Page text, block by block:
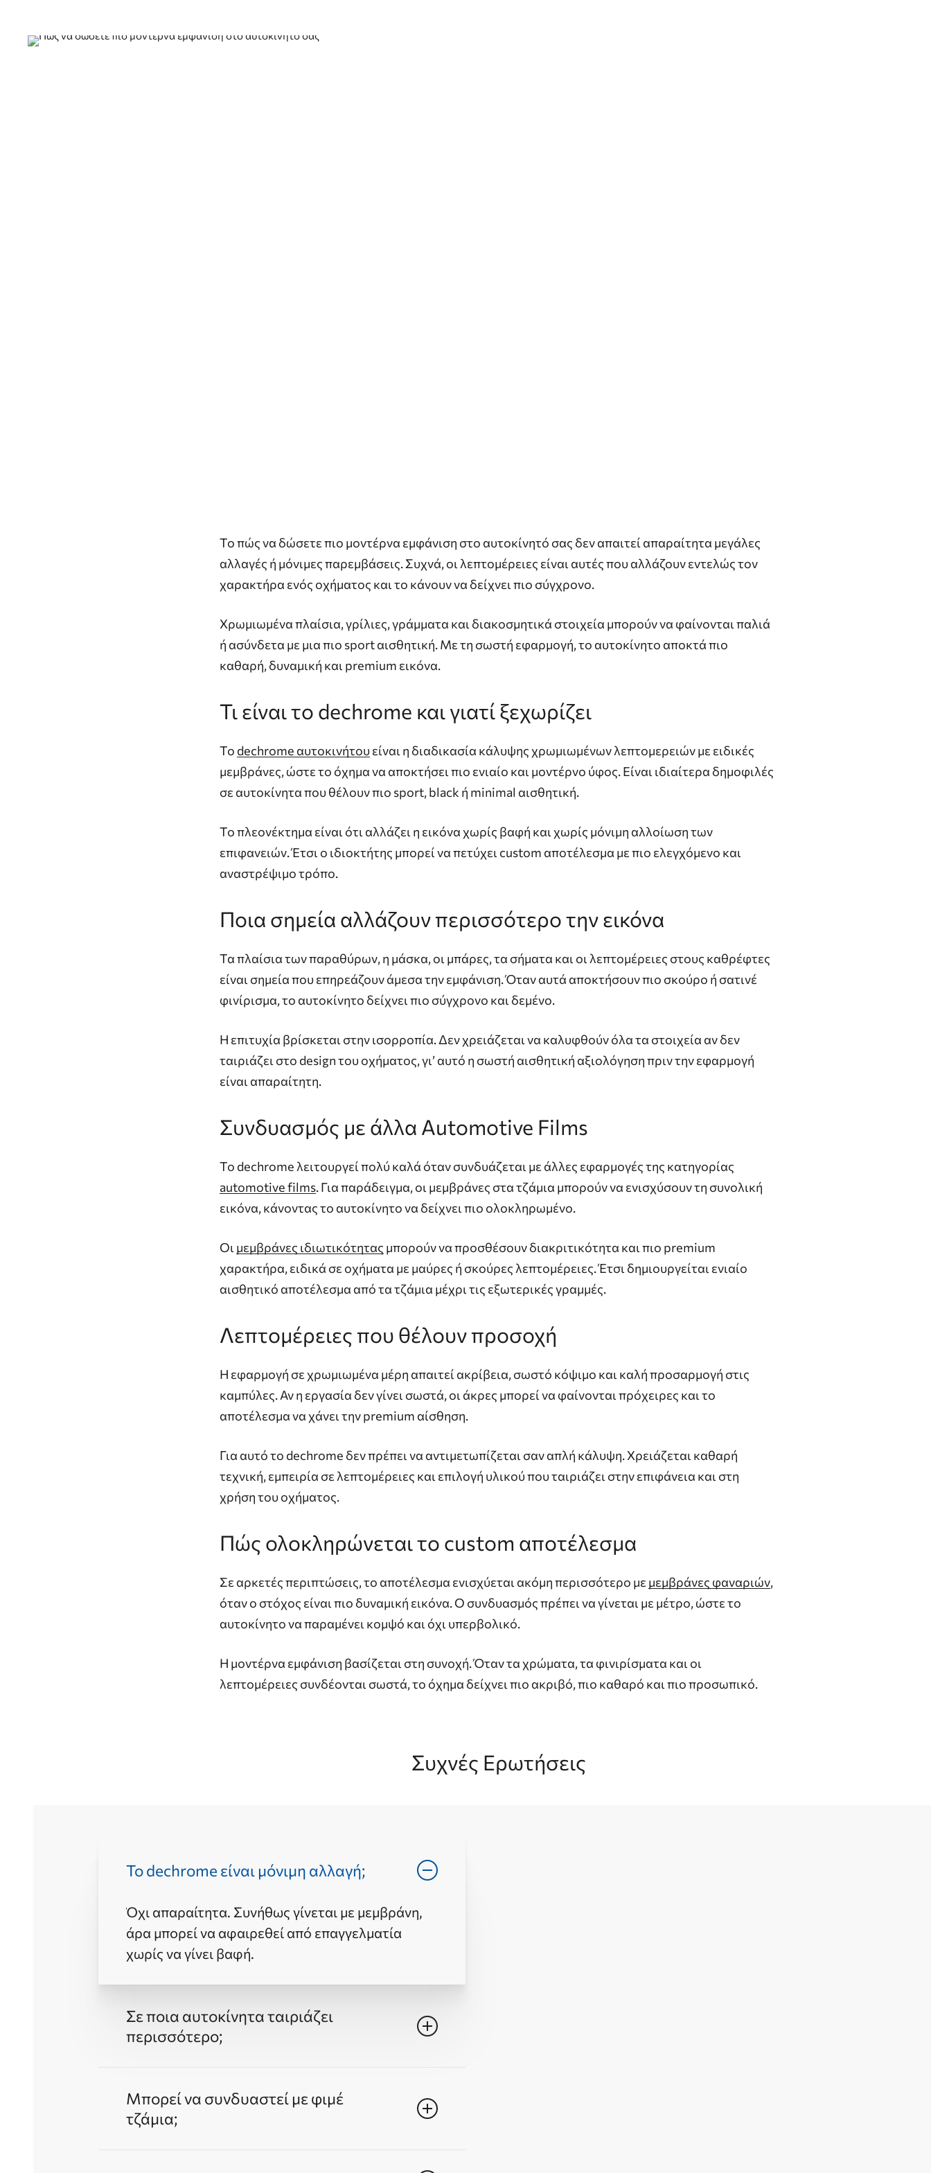
Το πώς να δώσετε πιο μοντέρνα εμφάνιση στο αυτοκίνητό σας δεν απαιτεί απαραίτητα μεγάλες
αλλαγές ή μόνιμες παρεμβάσεις. Συχνά, οι λεπτομέρειες είναι αυτές που αλλάζουν εντελώς τον
χαρακτήρα ενός οχήματος και το κάνουν να δείχνει πιο σύγχρονο.
Χρωμιωμένα πλαίσια, γρίλιες, γράμματα και διακοσμητικά στοιχεία μπορούν να φαίνονται παλιά
ή ασύνδετα με μια πιο sport αισθητική. Με τη σωστή εφαρμογή, το αυτοκίνητο αποκτά πιο
καθαρή, δυναμική και premium εικόνα.
Τι είναι το dechrome και γιατί ξεχωρίζει
Το dechrome αυτοκινήτουείναι η διαδικασία κάλυψης χρωμιωμένων λεπτομερειών με ειδικές
μεμβράνες, ώστε το όχημα να αποκτήσει πιο ενιαίο και μοντέρνο ύφος. Είναι ιδιαίτερα δημοφιλές
σε αυτοκίνητα που θέλουν πιο sport, black ή minimal αισθητική.
Το πλεονέκτημα είναι ότι αλλάζει η εικόνα χωρίς βαφή και χωρίς μόνιμη αλλοίωση των
επιφανειών. Έτσι ο ιδιοκτήτης μπορεί να πετύχει custom αποτέλεσμα με πιο ελεγχόμενο και
αναστρέψιμο τρόπο.
Ποια σημεία αλλάζουνπερισσότεροτηνεικόνα
Τα πλαίσια των παραθύρων, η μάσκα, οι μπάρες, τα σήματα και οι λεπτομέρειες στους καθρέφτες
είναι σημεία που επηρεάζουν άμεσα την εμφάνιση. Όταν αυτά αποκτήσουν πιο σκούρο ή σατινέ
φινίρισμα, το αυτοκίνητο δείχνει πιο σύγχρονο και δεμένο.
Η επιτυχία βρίσκεται στην ισορροπία. Δεν χρειάζεται να καλυφθούν όλα τα στοιχεία αν δεν
ταιριάζει στο design του οχήματος, γι’ αυτό η σωστή αισθητική αξιολόγηση πριν την εφαρμογή
είναι απαραίτητη.
Συνδυασμός με άλλα Automotive Films
Το dechrome λειτουργεί πολύ καλά όταν συνδυάζεται με άλλες εφαρμογές της κατηγορίας
automotive films. Για παράδειγμα, οι μεμβράνες στα τζάμια μπορούν να ενισχύσουν τη συνολική
εικόνα, κάνοντας το αυτοκίνητο να δείχνει πιο ολοκληρωμένο.
Οι μεμβράνες ιδιωτικότητας μπορούν να προσθέσουν διακριτικότητα και πιο premium
χαρακτήρα, ειδικά σε οχήματα με μαύρες ή σκούρες λεπτομέρειες. Έτσι δημιουργείται ενιαίο
αισθητικό αποτέλεσμα από τα τζάμια μέχρι τις εξωτερικές γραμμές.
Λεπτομέρειεςπου θέλουνπροσοχή
Η εφαρμογή σε χρωμιωμένα μέρη απαιτεί ακρίβεια, σωστό κόψιμο και καλή προσαρμογή στις
καμπύλες. Αν η εργασία δεν γίνει σωστά, οι άκρες μπορεί να φαίνονται πρόχειρες και το
αποτέλεσμα να χάνει την premium αίσθηση.
Για αυτό το dechrome δεν πρέπει να αντιμετωπίζεται σαν απλή κάλυψη. Χρειάζεται καθαρή
τεχνική, εμπειρία σε λεπτομέρειες και επιλογή υλικού που ταιριάζει στην επιφάνεια και στη
χρήση του οχήματος.
Πώς ολοκληρώνεται το custom αποτέλεσμα
Σε αρκετές περιπτώσεις, το αποτέλεσμα ενισχύεται ακόμη περισσότερο με μεμβράνες φαναριών,
όταν ο στόχος είναι πιο δυναμική εικόνα. Ο συνδυασμός πρέπει να γίνεται με μέτρο, ώστε το
αυτοκίνητο να παραμένει κομψό και όχι υπερβολικό.
Η μοντέρνα εμφάνιση βασίζεται στη συνοχή. Όταν τα χρώματα, τα φινιρίσματα και οι
λεπτομέρειες συνδέονται σωστά, το όχημα δείχνει πιο ακριβό, πιο καθαρό και πιο προσωπικό.
Συχνές Ερωτήσεις
Το dechrome είναι μόνιμη αλλαγή;
Όχι απαραίτητα. Συνήθως γίνεται με μεμβράνη,
άρα μπορεί να αφαιρεθεί από επαγγελματία
χωρίς να γίνει βαφή.
Σε ποια αυτοκίνητα ταιριάζει
περισσότερο;
ιδιοκτήτης θέλει πιο sport, black ή premium
εμφάνιση.
Μπορεί να συνδυαστεί με φιμέ
τζάμια;